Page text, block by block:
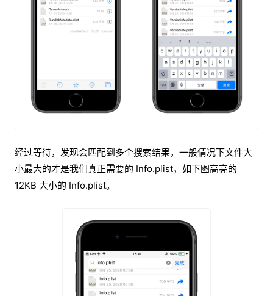
经过等待，发现会匹配到多个搜索结果，一般情况下文件大
小最大的才是我们真正需要的 Info.plist，如下图高亮的
12KB 大小的 Info.plist。